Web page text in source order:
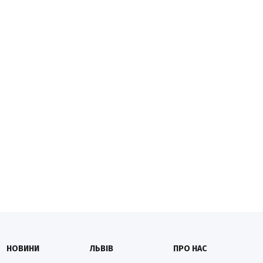
НОВИНИ ЛЬВІВ ПРО НАС